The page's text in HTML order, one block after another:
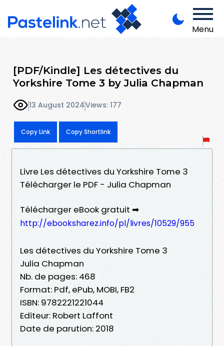
Menu
[PDF/Kindle] Les détectives du
Yorkshire Tome 3 by Julia Chapman
13 August 2024Views: 177
Copy Link Copy Shortlink
Livre Les détectives du Yorkshire Tome 3
Télécharger le PDF - Julia Chapman
Télécharger eBook gratuit ➡
http://ebooksharez.info/pl/livres/10529/955
Les détectives du Yorkshire Tome 3
Julia Chapman
Nb. de pages: 468
Format: Pdf, ePub, MOBI, FB2
ISBN: 9782221221044
Editeur: Robert Laffont
Date de parution: 2018